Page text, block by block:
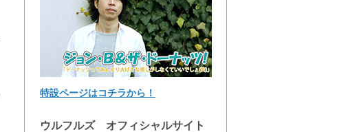
特設ページはコチラから！
ウルフルズ オフィシャルサイト